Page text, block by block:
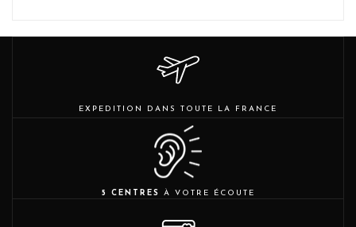
EXPEDITION DANS TOUTE LA FRANCE
5 CENTRES À VOTRE ÉCOUTE